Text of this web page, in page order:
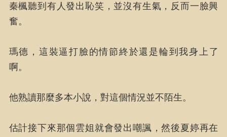
秦楓聽到有人發出恥笑，並沒有生氣，反而一臉興
奮。
瑪德，這裝逼打臉的情節終於還是輪到我身上了
啊。
他熟讀那麼多本小說，對這個情況並不陌生。
估計接下來那個雲姐就會發出嘲諷，然後夏婷再在